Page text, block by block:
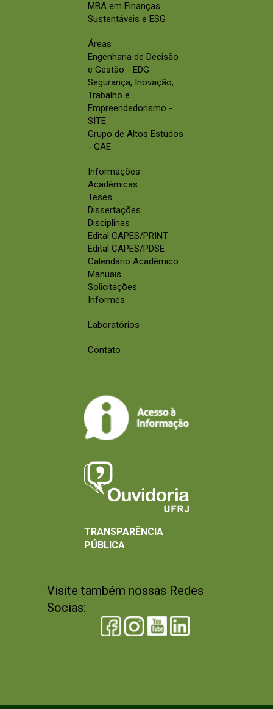
MBA em Finanças
Sustentáveis e ESG
Áreas
Engenharia de Decisão
e Gestão - EDG
Segurança, Inovação,
Trabalho e
Empreendedorismo -
SITE
Grupo de Altos Estudos
- GAE
Informações
Acadêmicas
Teses
Dissertações
Disciplinas
Edital CAPES/PRINT
Edital CAPES/PDSE
Calendário Acadêmico
Manuais
Solicitações
Informes
Laboratórios
Contato
Visite também nossas Redes
Socias:
TRANSPARÊNCIA
PÚBLICA